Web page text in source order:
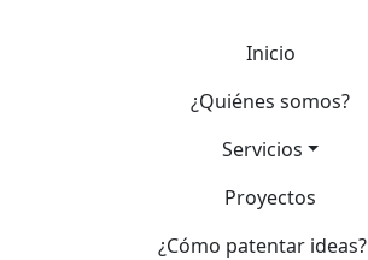
Inicio
¿Quiénes somos?
Servicios
Proyectos
¿Cómo patentar ideas?